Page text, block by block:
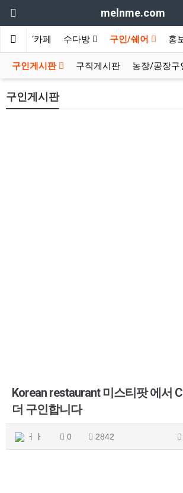
melnme.com
여행/카페 수다방 구인/쉐어 홍
구인게시판 구직게시판 농장/공장구
구인게시판
Korean restaurant 미스티팟 에서
더 구인합니다
ㅓㅏ 0 2842